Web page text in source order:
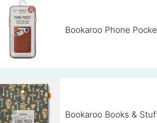
Bookaroo Phone
Bookaroo Books &